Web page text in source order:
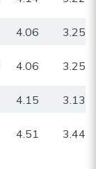
4.06 3.25
4.06 3.25
4.15 3.13
4.51 3.44